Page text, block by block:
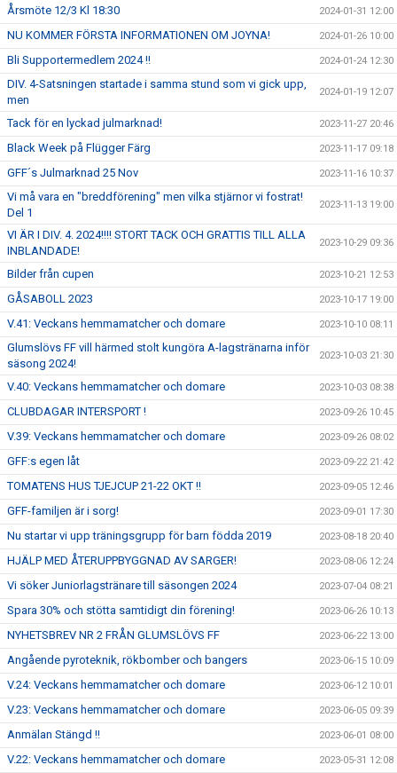
Årsmöte 12/3 Kl 18:30 2024-01-31 12:00
NU KOMMER FÖRSTA INFORMATIONEN OM JOYNA! 2024-01-26 10:00
Bli Supportermedlem 2024 !! 2024-01-24 12:30
DIV. 4-Satsningen startade i samma stund som vi gick upp,
men
2024-01-19 12:07
Tack för en lyckad julmarknad! 2023-11-27 20:46
Black Week på Flügger Färg 2023-11-17 09:18
GFF´s Julmarknad 25 Nov 2023-11-16 10:37
Vi må vara en "breddförening" men vilka stjärnor vi fostrat!
Del 1
2023-11-13 19:00
VI ÄR I DIV. 4. 2024!!!! STORT TACK OCH GRATTIS TILL ALLA
INBLANDADE!
2023-10-29 09:36
Bilder från cupen 2023-10-21 12:53
GÅSABOLL 2023 2023-10-17 19:00
V.41: Veckans hemmamatcher och domare 2023-10-10 08:11
Glumslövs FF vill härmed stolt kungöra A-lagstränarna inför
säsong 2024!
2023-10-03 21:30
V.40: Veckans hemmamatcher och domare 2023-10-03 08:38
CLUBDAGAR INTERSPORT ! 2023-09-26 10:45
V.39: Veckans hemmamatcher och domare 2023-09-26 08:02
GFF:s egen låt 2023-09-22 21:42
TOMATENS HUS TJEJCUP 21-22 OKT !! 2023-09-05 12:46
GFF-familjen är i sorg! 2023-09-01 17:30
Nu startar vi upp träningsgrupp för barn födda 2019 2023-08-18 20:40
HJÄLP MED ÅTERUPPBYGGNAD AV SARGER! 2023-08-06 12:24
Vi söker Juniorlagstränare till säsongen 2024 2023-07-04 08:21
Spara 30% och stötta samtidigt din förening! 2023-06-26 10:13
NYHETSBREV NR 2 FRÅN GLUMSLÖVS FF 2023-06-22 13:00
Angående pyroteknik, rökbomber och bangers 2023-06-15 10:09
V.24: Veckans hemmamatcher och domare 2023-06-12 10:01
V.23: Veckans hemmamatcher och domare 2023-06-05 09:39
Anmälan Stängd !! 2023-06-01 08:00
V.22: Veckans hemmamatcher och domare 2023-05-31 12:08